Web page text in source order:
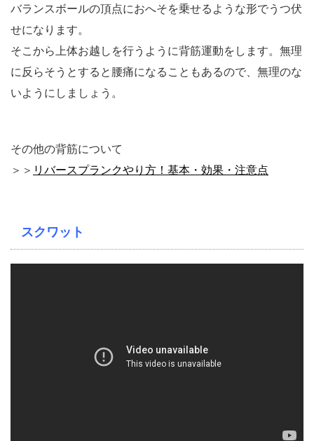
バランスボールの頂点におへそを乗せるような形でうつ伏
せになります。
そこから上体お越しを行うように背筋運動をします。無理
に反らそうとすると腰痛になることもあるので、無理のな
いようにしましょう。
その他の背筋について
＞＞ リバースプランクやり方！基本・効果・注意点
スクワット